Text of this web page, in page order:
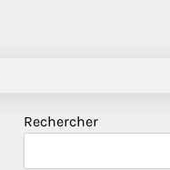
Rechercher